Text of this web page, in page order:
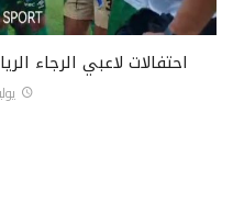
احتفالات لاعبي الرجاء